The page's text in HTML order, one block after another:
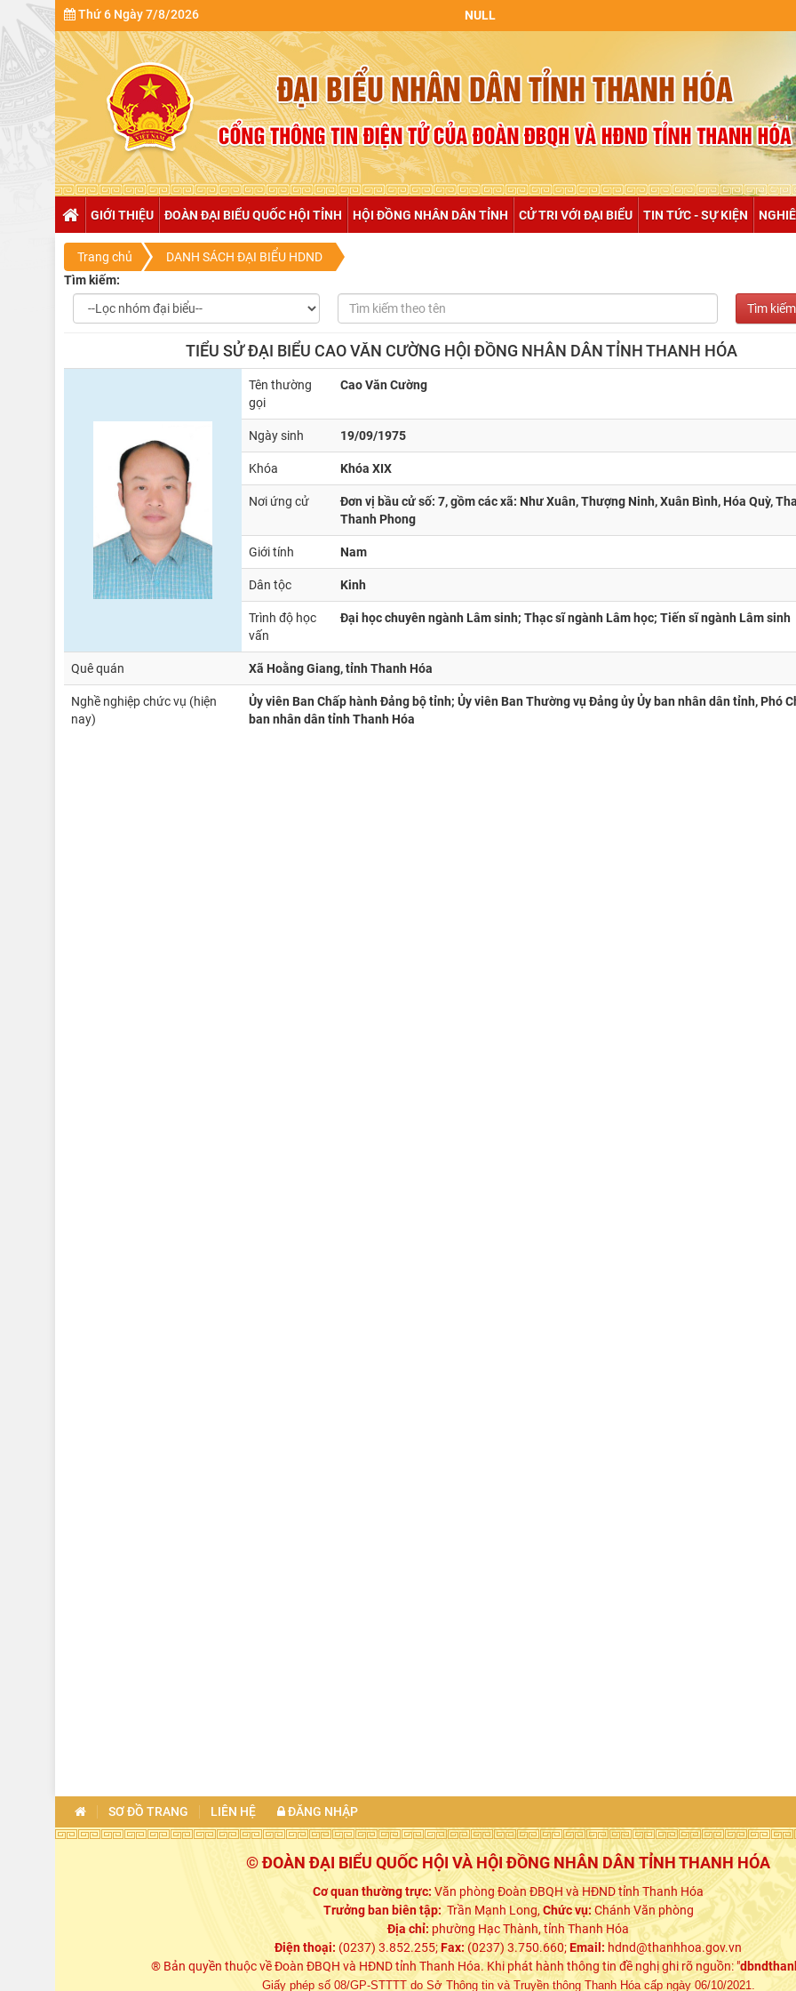
Thứ 6 Ngày 7/8/2026
GIỚI THIỆU ĐOÀN ĐẠI BIỂU QUỐC HỘI TỈNH HỘI ĐỒNG NHÂN DÂN TỈNH CỬ TRI VỚI ĐẠI BIỂU TIN TỨC - SỰ KIỆN
Trang chủ
DANH SÁCH ĐẠI BIỂU HDND
Tìm kiếm:
TIỂU SỬ ĐẠI BIỂU CAO VĂN CƯỜNG HỘI ĐỒNG NHÂN DÂN TỈNH THANH HÓA
Tên thường
gọi
Cao Văn Cường
Ngày sinh 19/09/1975
Khóa Khóa XIX
Nơi ứng cử
Đơn vị bầu cử số: 7, gồm các xã: Như Xuân, Thượng Ninh, Xuân Bình, Hóa Quỳ,
Thanh Phong
Giới tính Nam
Dân tộc Kinh
Trình độ học
vấn
Đại học chuyên ngành Lâm sinh; Thạc sĩ ngành Lâm học; Tiến sĩ ngành Lâm sinh
Quê quán Xã Hoằng Giang, tỉnh Thanh Hóa
Nghề nghiệp chức vụ (hiện
nay)
Ủy viên Ban Chấp hành Đảng bộ tỉnh; Ủy viên Ban Thường vụ Đảng ủy Ủy ban nhân dân tỉnh, Phó
ban nhân dân tỉnh Thanh Hóa
SƠ ĐỒ TRANG LIÊN HỆ ĐĂNG NHẬP
© ĐOÀN ĐẠI BIỂU QUỐC HỘI VÀ HỘI ĐỒNG NHÂN DÂN TỈNH THANH HÓA
Cơ quan thường trực: Văn phòng Đoàn ĐBQH và HĐND tỉnh Thanh Hóa
Trưởng ban biên tập:Trần Mạnh Long,Chức vụ:Chánh Văn phòng
Địa chỉ:phường Hạc Thành, tỉnh Thanh Hóa
Điện thoại: (0237) 3.852.255;Fax:(0237) 3.750.660;Email: hdnd@thanhhoa.gov.vn
® Bản quyền thuộc về Đoàn ĐBQH và HĐND tỉnh Thanh Hóa. Khi phát hành thông tin đề nghị ghi rõ nguồn: "
Giấy phép số 08/GP-STTTT do Sở Thông tin và Truyền thông Thanh Hóa cấp ngày 06/10/2021.